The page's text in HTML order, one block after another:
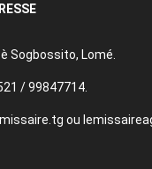
Sogbossito, Lomé.
/ 99847714.
ou